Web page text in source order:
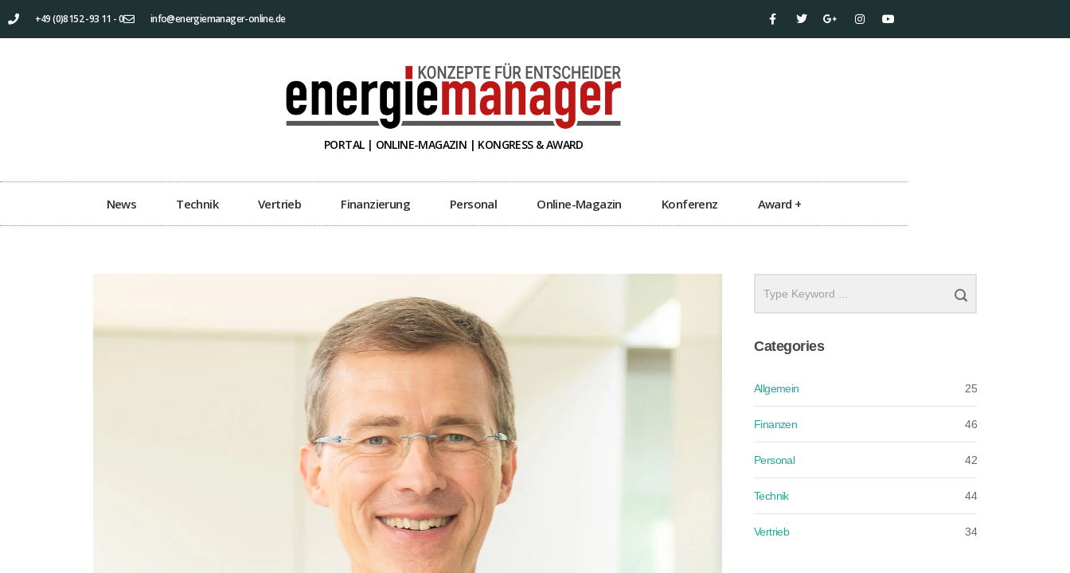
+49 (0)8152 -93 11 - 0 info@energiemanager-online.de
PORTAL | ONLINE-MAGAZIN | KONGRESS & AWARD
News Technik Vertrieb Finanzierung Personal Online-Magazin Konferenz Award +
Categories
Allgemein 25
Finanzen 46
Personal 42
Technik 44
Vertrieb 34